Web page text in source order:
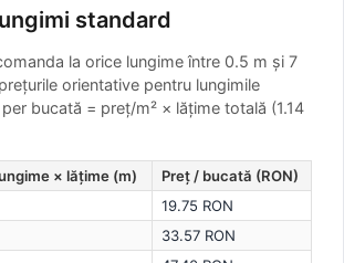
standard
la orice lungime între 0.5 m și 7
orientative pentru lungimile
per bucată = preț/m² × lățime totală (1.14
× lățime (m)
Preț / bucată (RON)
19.75 RON
33.57 RON